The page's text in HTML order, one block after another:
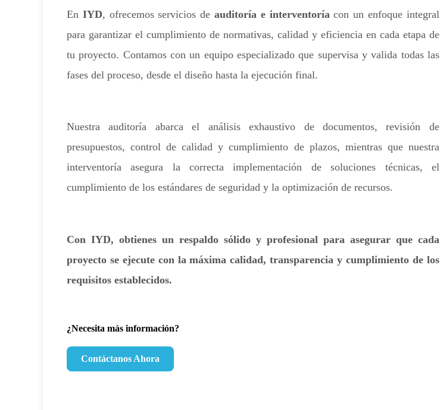
En IYD, ofrecemos servicios deauditoría e interventoríacon un enfoque integral
para garantizar el cumplimiento de normativas, calidad y eficiencia en cada etapa de
tu proyecto. Contamos con un equipo especializado que supervisa y valida todas las
fases del proceso, desde el diseño hasta la ejecución final.
Nuestra auditoría abarca el análisis exhaustivo de documentos, revisión de
presupuestos, control de calidad y cumplimiento de plazos, mientras que nuestra
interventoría asegura la correcta implementación de soluciones técnicas, el
cumplimiento de los estándares de seguridad y la optimización de recursos.
Con IYD, obtienes un respaldo sólido y profesional para asegurar que cada
proyecto se ejecute con la máxima calidad, transparencia y cumplimiento de los
requisitos establecidos.
¿Necesita más información?
Contáctanos Ahora